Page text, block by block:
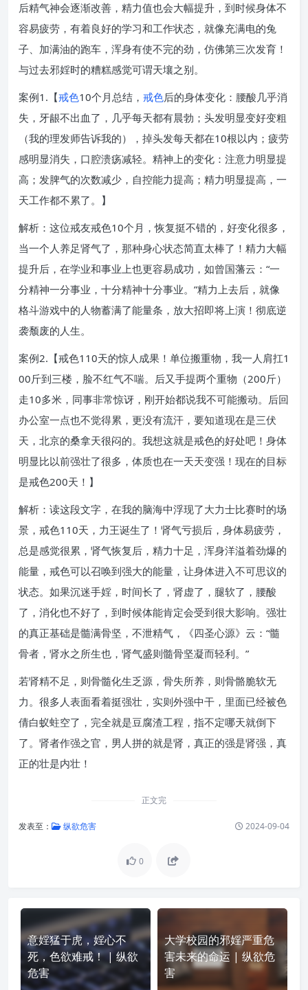
后精气神会逐渐改善，精力值也会大幅提升，到时候身体不
容易疲劳，有着良好的学习和工作状态，就像充满电的兔
子、加满油的跑车，浑身有使不完的劲，仿佛第三次发育！
与过去邪婬时的糟糕感觉可谓天壤之别。
案例1.【戒色10个月总结， 戒色后的身体变化：腰酸几乎消
失，牙龈不出血了，几乎每天都有晨勃；头发明显变好变粗
（我的理发师告诉我的），掉头发每天都在10根以内；疲劳
感明显消失，口腔溃疡减轻。精神上的变化：注意力明显提
高；发脾气的次数减少，自控能力提高；精力明显提高，一
天工作都不累了。】
解析：这位戒友戒色10个月，恢复挺不错的，好变化很多，
当一个人养足肾气了，那种身心状态简直太棒了！精力大幅
提升后，在学业和事业上也更容易成功，如曾国藩云：“一
分精神一分事业，十分精神十分事业。”精力上去后，就像
格斗游戏中的人物蓄满了能量条，放大招即将上演！彻底逆
袭颓废的人生。
案例2.【戒色110天的惊人成果！单位搬重物，我一人肩扛1
00斤到三楼，脸不红气不喘。后又手提两个重物（200斤）
走10多米，同事非常惊讶，刚开始都说我不可能搬动。后回
办公室一点也不觉得累，更没有流汗，要知道现在是三伏
天，北京的桑拿天很闷的。我想这就是戒色的好处吧！身体
明显比以前强壮了很多，体质也在一天天变强！现在的目标
是戒色200天！】
解析：读这段文字，在我的脑海中浮现了大力士比赛时的场
景，戒色110天，力王诞生了！肾气亏损后，身体易疲劳，
总是感觉很累，肾气恢复后，精力十足，浑身洋溢着劲爆的
能量，戒色可以召唤到强大的能量，让身体进入不可思议的
状态。如果沉迷手婬，时间长了，肾虚了，腿软了，腰酸
了，消化也不好了，到时候体能肯定会受到很大影响。强壮
的真正基础是髓满骨坚，不泄精气，《四圣心源》云：“髓
骨者，肾水之所生也，肾气盛则髓骨坚凝而轻利。”
若肾精不足，则骨髓化生乏源，骨失所养，则骨骼脆软无
力。很多人表面看着挺强壮，实则外强中干，里面已经被色
倩白蚁蛀空了，完全就是豆腐渣工程，指不定哪天就倒下
了。肾者作强之官，男人拼的就是肾，真正的强是肾强，真
正的壮是内壮！
正文完
发表至： 纵欲危害 2024-09-04
0
意婬猛于虎，婬心不
死，色欲难戒！ | 纵欲
危害
大学校园的邪婬严重危
害未来的命运 | 纵欲危
害